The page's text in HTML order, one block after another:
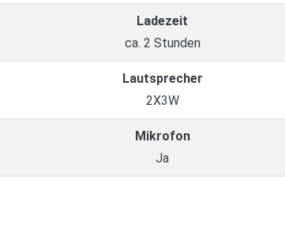
Ladezeit
ca. 2 Stunden
Lautsprecher
2X3W
Mikrofon
Ja